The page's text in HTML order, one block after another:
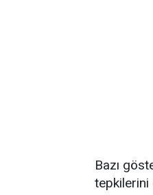
Bazı
tepkilerini